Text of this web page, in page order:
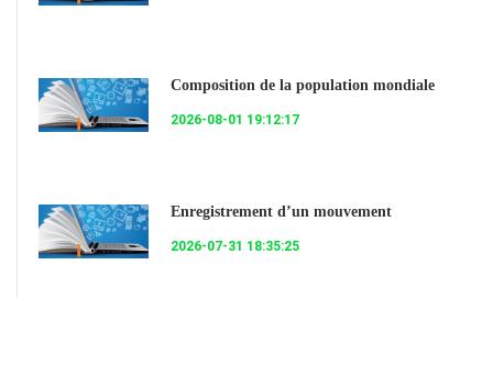
Composition de la population mondiale
2026-08-01 19:12:17
Enregistrement d’un mouvement
2026-07-31 18:35:25